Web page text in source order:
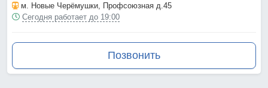
м. Новые Черёмушки , Профсоюзная д.45
Сегодня работает до 19:00
Позвонить